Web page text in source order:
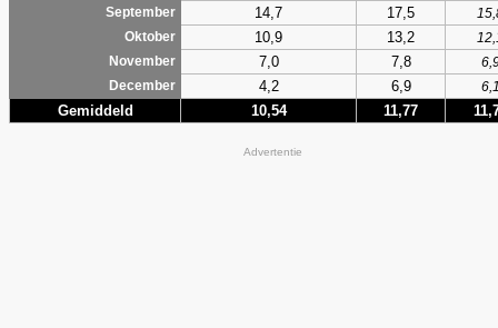
September
14,7 17,5
Oktober
10,9 13,2
November
7,0 7,8
December
4,2 6,9
Gemiddeld 10,54 11,77
Advertentie